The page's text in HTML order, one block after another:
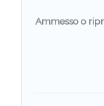
Ammesso o